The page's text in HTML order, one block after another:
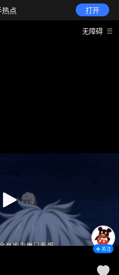
热点 打开
无障碍
关注